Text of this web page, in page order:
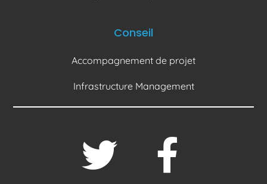
Conseil
Accompagnement de projet
Infrastructure Management